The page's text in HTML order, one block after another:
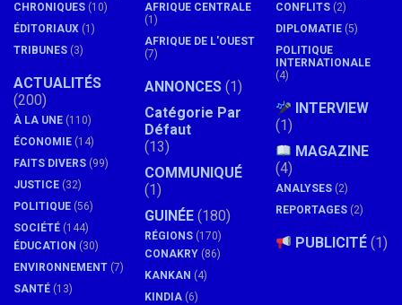
CHRONIQUES (10)
ÉDITORIAUX (1)
TRIBUNES (3)
ACTUALITÉS
(200)
À LA UNE (110)
ÉCONOMIE (14)
FAITS DIVERS (99)
JUSTICE (32)
POLITIQUE (56)
SOCIÉTÉ (144)
ÉDUCATION (30)
ENVIRONNEMENT (7)
SANTÉ (13)
AFRIQUE CENTRALE
(1)
AFRIQUE DE L'OUEST
(7)
ANNONCES (1)
Catégorie Par
Défaut
(13)
COMMUNIQUÉ
(1)
GUINÉE (180)
RÉGIONS (170)
CONAKRY (86)
KANKAN (4)
KINDIA (6)
CONFLITS (2)
DIPLOMATIE (5)
POLITIQUE
INTERNATIONALE
(4)
INTERVIEW
(1)
MAGAZINE
(4)
ANALYSES (2)
REPORTAGES (2)
PUBLICITÉ (1)